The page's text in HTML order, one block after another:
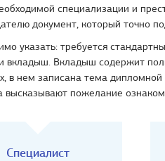
специализации и
документ, который точно
указать: требуется
вкладыш. Вкладыш содержит
в нем записана тема
высказывают пожелание
Специалист